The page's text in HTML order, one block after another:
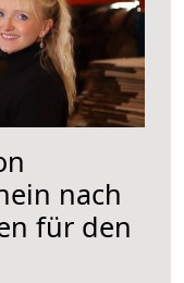
nach
für den